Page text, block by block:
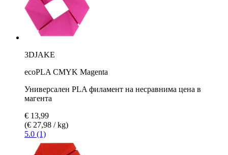
3DJAKE
ecoPLA CMYK Magenta
Универсален PLA филамент на несравнима цена в
магента
€ 13,99
(€ 27,98 / kg)
5.0 (1)